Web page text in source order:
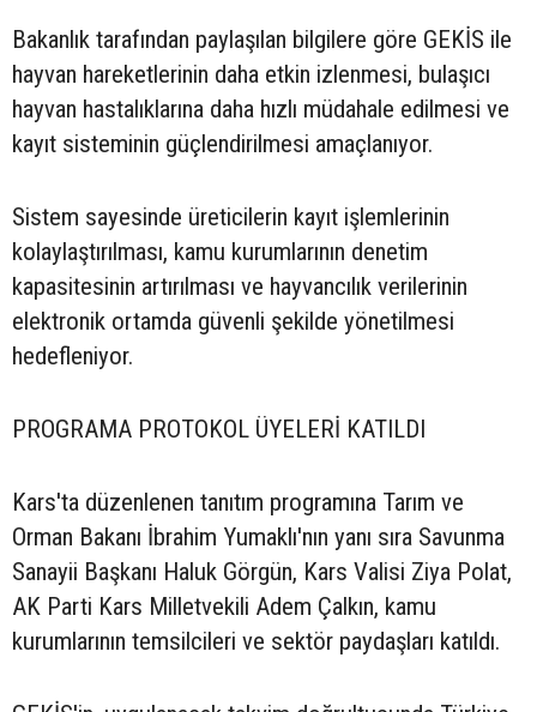
Bakanlık tarafından paylaşılan bilgilere göre GEKİS ile
hayvan hareketlerinin daha etkin izlenmesi, bulaşıcı
hayvan hastalıklarına daha hızlı müdahale edilmesi ve
kayıt sisteminin güçlendirilmesi amaçlanıyor.
Sistem sayesinde üreticilerin kayıt işlemlerinin
kolaylaştırılması, kamu kurumlarının denetim
kapasitesinin artırılması ve hayvancılık verilerinin
elektronik ortamda güvenli şekilde yönetilmesi
hedefleniyor.
PROGRAMA PROTOKOL ÜYELERİ KATILDI
Kars'ta düzenlenen tanıtım programına Tarım ve
Orman Bakanı İbrahim Yumaklı'nın yanı sıra Savunma
Sanayii Başkanı Haluk Görgün, Kars Valisi Ziya Polat,
AK Parti Kars Milletvekili Adem Çalkın, kamu
kurumlarının temsilcileri ve sektör paydaşları katıldı.